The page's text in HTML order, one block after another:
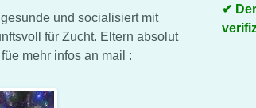
und socialisiert mit
für Zucht. Eltern absolut
mehr infos an mail :